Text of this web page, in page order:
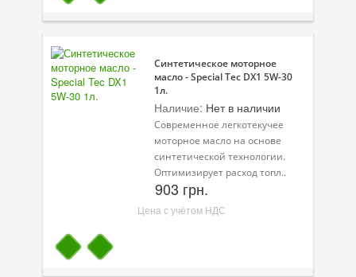
Синтетическое моторное
масло - Special Tec DX1 5W-30
1л.
Наличие: Нет в наличии
Современное легкотекучее
моторное масло на основе
синтетической технологии.
Оптимизирует расход топл..
903 грн.
Цена с учётом НДС